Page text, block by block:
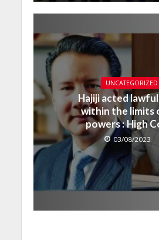
UNCATEGORIZED
Hajiji acted
within the limits
powers : High
03/08/2023